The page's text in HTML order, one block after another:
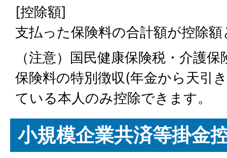
[控除額]
支払った保険料の合計額が控除
（注意）国民健康保険税・介護
保険料の特別徴収(年金から天引
ている本人のみ控除できます。
小規模企業共済等掛金